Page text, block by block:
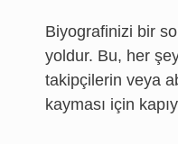
Biyografinizi bir
yoldur. Bu, her
takipçilerin veya
kayması için